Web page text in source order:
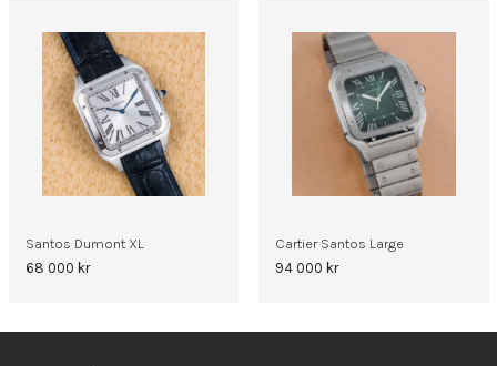
Santos Dumont XL
68 000 kr
Cartier Santos Large
94 000 kr